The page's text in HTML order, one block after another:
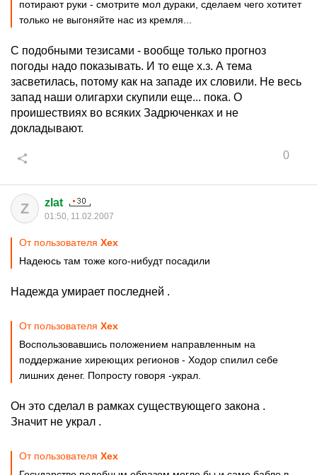
потирают руки - смотрите мол дураки, сделаем чего хотитет
только не выгоняйте нас из кремля...
С подобными тезисами - вообще только прогноз
погоды надо показывать. И то еще х.з. А тема
засветилась, потому как на западе их словили. Не весь
запад наши олигархи скупили еще... пока. О
проишествиях во всяких Задрюченках и не
докладывают.
0
Z zlat
01:50, 11.02.2007
От пользователя Хех
Надеюсь там тоже кого-нибудт посадили
Надежда умирает последней .
От пользователя Хех
Воспользовавшись положением направленным на
поддержание хиреющих регионов - Ходор спилил себе
лишних денег. Попросту говоря -украл.
Он это сделал в рамках существующего закона .
Значит не украл .
От пользователя Хех